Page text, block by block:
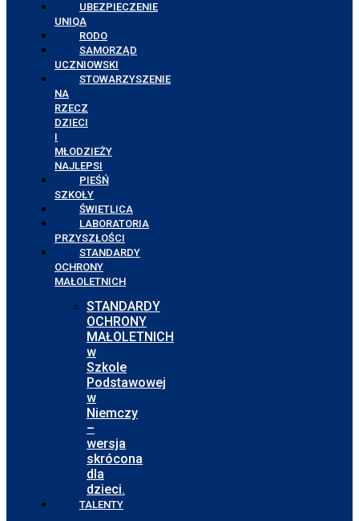
UBEZPIECZENIE
UNIQA
RODO
SAMORZĄD
UCZNIOWSKI
STOWARZYSZENIE
NA
RZECZ
DZIECI
I
MŁODZIEŻY
NAJLEPSI
PIEŚŃ
SZKOŁY
ŚWIETLICA
LABORATORIA
PRZYSZŁOŚCI
STANDARDY
OCHRONY
MAŁOLETNICH
STANDARDY
OCHRONY
MAŁOLETNICH
w
Szkole
Podstawowej
w
Niemczy
–
wersja
skrócona
dla
dzieci.
TALENTY